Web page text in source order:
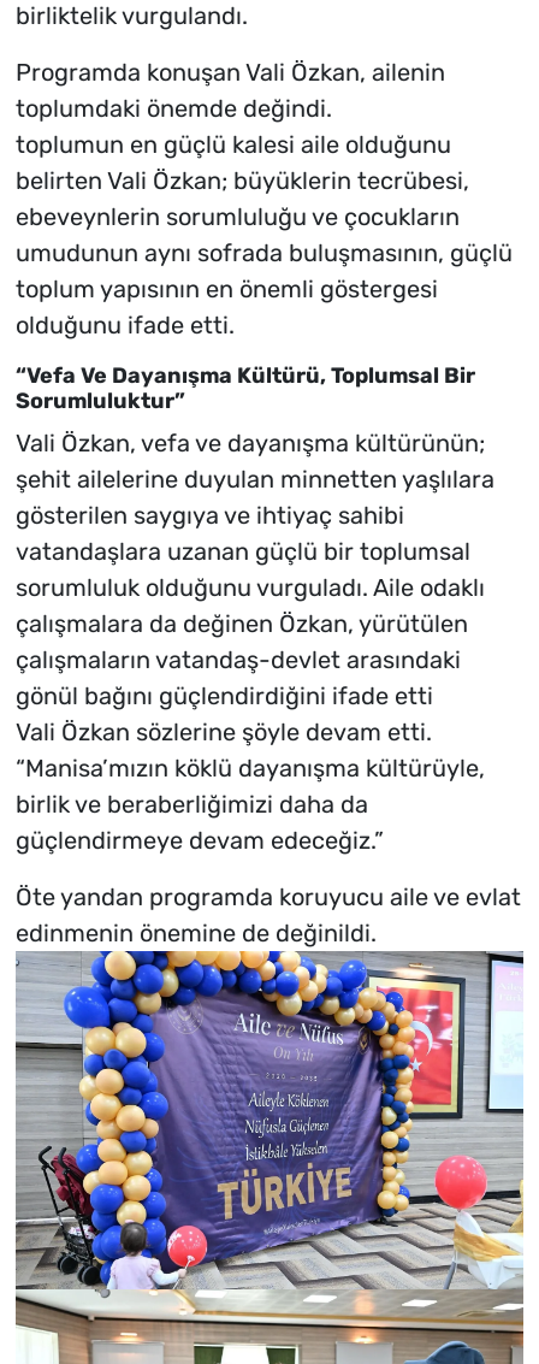
birliktelik vurgulandı.
Programda konuşan Vali Özkan, ailenin
toplumdaki önemde değindi.
toplumun en güçlü kalesi aile olduğunu
belirten Vali Özkan; büyüklerin tecrübesi,
ebeveynlerin sorumluluğu ve çocukların
umudunun aynı sofrada buluşmasının, güçlü
toplum yapısının en önemli göstergesi
olduğunu ifade etti.
“Vefa Ve Dayanışma Kültürü, Toplumsal Bir
Sorumluluktur”
Vali Özkan, vefa ve dayanışma kültürünün;
şehit ailelerine duyulan minnetten yaşlılara
gösterilen saygıya ve ihtiyaç sahibi
vatandaşlara uzanan güçlü bir toplumsal
sorumluluk olduğunu vurguladı. Aile odaklı
çalışmalara da değinen Özkan, yürütülen
çalışmaların vatandaş-devlet arasındaki
gönül bağını güçlendirdiğini ifade etti
Vali Özkan sözlerine şöyle devam etti.
“Manisa’mızın köklü dayanışma kültürüyle,
birlik ve beraberliğimizi daha da
güçlendirmeye devam edeceğiz.”
Öte yandan programda koruyucu aile ve evlat
edinmenin önemine de değinildi.